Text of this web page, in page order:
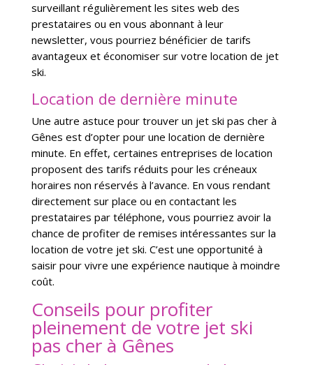
surveillant régulièrement les sites web des
prestataires ou en vous abonnant à leur
newsletter, vous pourriez bénéficier de tarifs
avantageux et économiser sur votre location de jet
ski.
Location de dernière minute
Une autre astuce pour trouver un jet ski pas cher à
Gênes est d’opter pour une location de dernière
minute. En effet, certaines entreprises de location
proposent des tarifs réduits pour les créneaux
horaires non réservés à l’avance. En vous rendant
directement sur place ou en contactant les
prestataires par téléphone, vous pourriez avoir la
chance de profiter de remises intéressantes sur la
location de votre jet ski. C’est une opportunité à
saisir pour vivre une expérience nautique à moindre
coût.
Conseils pour profiter
pleinement de votre jet ski
pas cher à Gênes